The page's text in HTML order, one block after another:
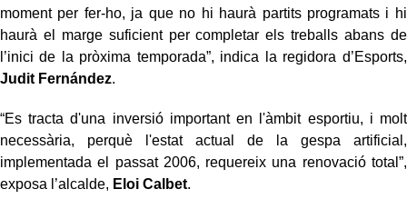
moment per fer-ho, ja que no hi haurà partits programats i hi
haurà el marge suficient per completar els treballs abans de
l’inici de la pròxima temporada”, indica la regidora d’Esports,
Judit Fernández.
“Es tracta d'una inversió important en l'àmbit esportiu, i molt
necessària, perquè l'estat actual de la gespa artificial,
implementada el passat 2006, requereix una renovació total”,
exposa l’alcalde, Eloi Calbet.